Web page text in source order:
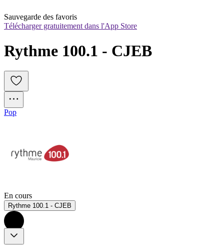
Sauvegarde des favoris
Télécharger gratuitement dans l'App Store
Rythme 100.1 - CJEB
Pop
En cours
Rythme 100.1 - CJEB